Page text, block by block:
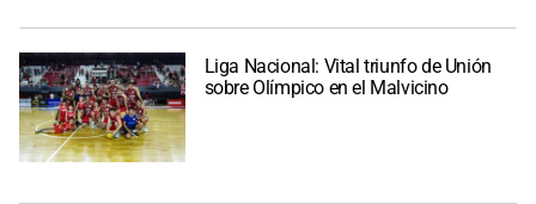
Liga Nacional: Vital triunfo de Unión
sobre Olímpico en el Malvicino